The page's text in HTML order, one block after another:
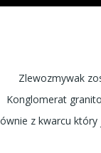
Zlewozmywak
Konglomerat
z kwarcu